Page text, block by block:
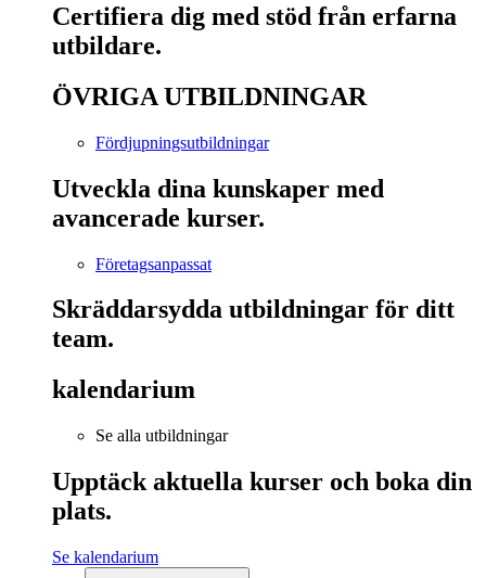
Certifiera dig med stöd från erfarna
utbildare.
ÖVRIGA UTBILDNINGAR
Fördjupningsutbildningar
Utveckla dina kunskaper med
avancerade kurser.
Företagsanpassat
Skräddarsydda utbildningar för ditt
team.
kalendarium
Se alla utbildningar
Upptäck aktuella kurser och boka din
plats.
Se kalendarium